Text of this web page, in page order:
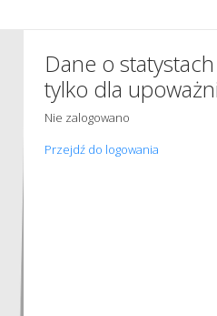
Dane o
tylko dla
Nie zalogowano
Przejdź do logowania